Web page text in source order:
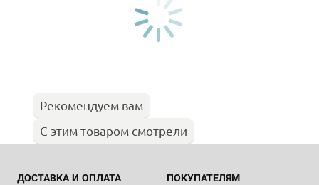
Рекомендуем вам
С этим товаром смотрели
ДОСТАВКА И ОПЛАТА ПОКУПАТЕЛЯМ